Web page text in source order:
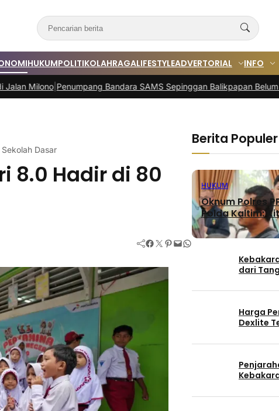
HUKUMPOLITIKOLAHRAGALIFESTYLEADVERTORIAL INFO
|Penumpang Bandara SAMS Sepinggan Balikpapan Belum Stabil| Mal
Dasar
8.0 Hadir di 80
Facebook Twitter Pinterest Mail WhatsApp
Berita Populer
HUKUM
Oknum Polres
Polda Kaltim:
dari
Harga
Dexlite